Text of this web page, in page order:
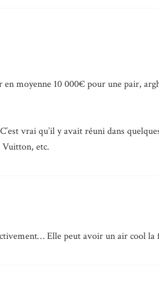
moyenne 10 000€ pour une pair,
vrai qu’il y avait réuni dans
Vuitton, etc.
Elle peut avoir un air cool la